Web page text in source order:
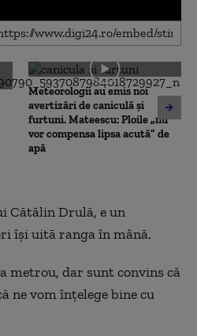
Meteorologii au emis noi
avertizări de caniculă și
furtuni. Mateescu: Ploile „nu
vor compensa lipsa acută” de
apă
Cătălin Drulă, e un
își uită ranga în mână.
metrou, dar sunt convins că
ne vom înțelege bine cu